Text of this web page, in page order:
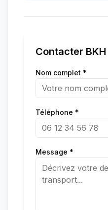
Contacter ΒΚΗ
Nom complet *
Téléphone *
Message *